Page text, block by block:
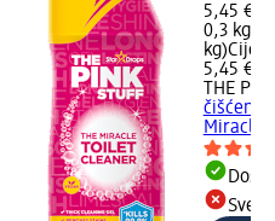
5,45 €
0,3 kg
kg)
5,45 €
THE
čišćenje
Miracle,
Sve